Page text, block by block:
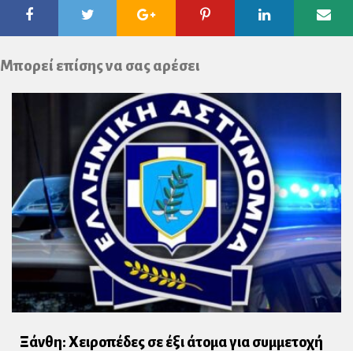
FacebookTwitter Google
Plus
Pinterest Linkedin
Μπορεί επίσης να σας αρέσει
Ξάνθη: Χειροπέδες σε έξι άτομα για συμμετοχή